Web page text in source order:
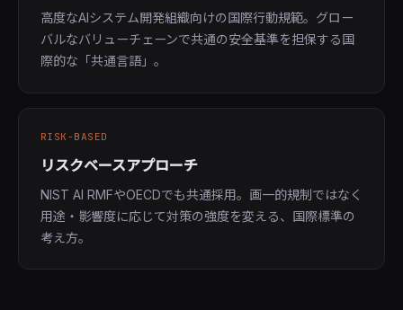
高度なAIシステム開発組織向けの国際行動規範。グロー
バルなバリューチェーンで共通の安全基準を担保する国
際的な「共通言語」。
RISK-BASED
リスクベースアプローチ
NIST AI RMFやOECDでも共通採用。画一的規制ではなく
用途・影響度に応じて対策の強度を変える、国際標準の
考え方。